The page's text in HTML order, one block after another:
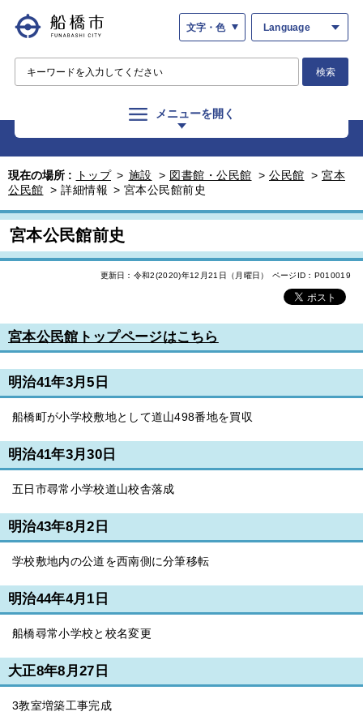
文字・色 Language
検索
メニューを開く
現在の場所 : トップ > 施設 > 図書館・公民館 > 公民館 > 宮本
公民館 > 詳細情報 > 宮本公民館前史
宮本公民館前史
更新日：令和2(2020)年12月21日（月曜日） ページID：P010019
宮本公民館トップページはこちら
明治41年3月5日
船橋町が小学校敷地として道山498番地を買収
明治41年3月30日
五日市尋常小学校道山校舎落成
明治43年8月2日
学校敷地内の公道を西南側に分筆移転
明治44年4月1日
船橋尋常小学校と校名変更
大正8年8月27日
3教室増築工事完成